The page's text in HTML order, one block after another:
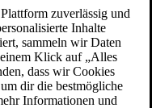
zuverlässig und
Inhalte
sammeln wir Daten
Klick auf „Alles
dass wir Cookies
dir die bestmögliche
Informationen und